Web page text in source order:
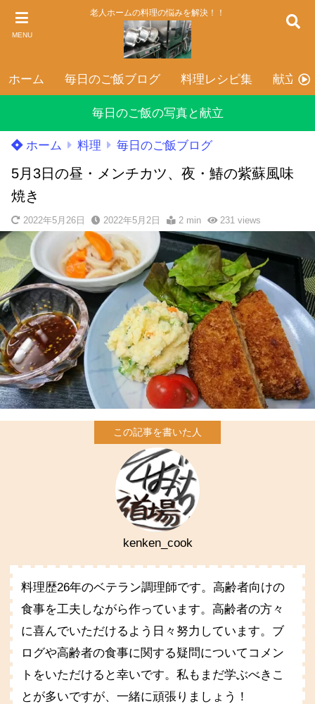
MENU
老人ホームの料理の悩みを解決！！
ホーム 毎日のご飯ブログ 料理レシピ集 献立表
毎日のご飯の写真と献立
ホーム 料理 毎日のご飯ブログ
5月3日の昼・メンチカツ、夜・鰆の紫蘇風味
焼き
2022年5月26日 2022年5月2日 2 min 231views
kenken_cook
料理歴26年のベテラン調理師です。高齢者向けの
食事を工夫しながら作っています。高齢者の方々
に喜んでいただけるよう日々努力しています。ブ
ログや高齢者の食事に関する疑問についてコメン
トをいただけると幸いです。私もまだ学ぶべきこ
とが多いですが、一緒に頑張りましょう！